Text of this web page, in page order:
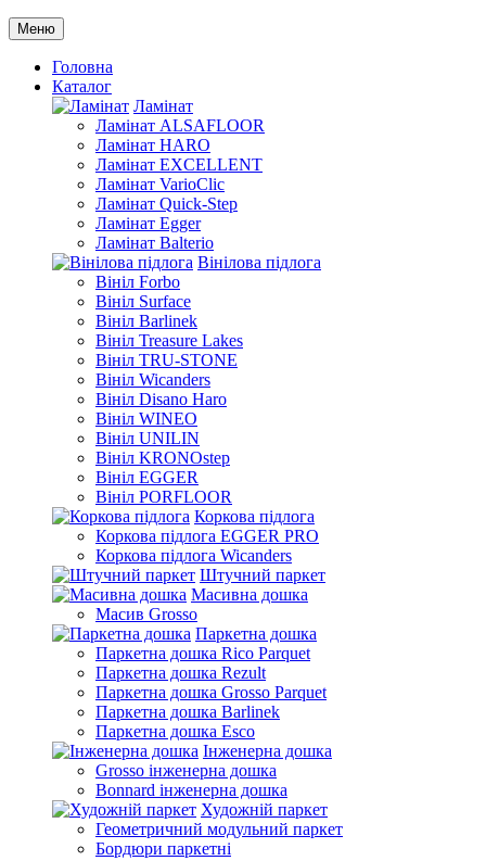
Меню
Головна
Каталог
Ламінат
Ламінат ALSAFLOOR
Ламінат HARO
Ламінат EXCELLENT
Ламінат VarioClic
Ламінат Quick-Step
Ламінат Egger
Ламінат Balterio
Вінілова підлога
Вініл Forbo
Вініл Surface
Вініл Barlinek
Вініл Treasure Lakes
Вініл TRU-STONE
Вініл Wicanders
Вініл Disano Haro
Вініл WINEO
Вініл UNILIN
Вініл KRONOstep
Вініл EGGER
Вініл PORFLOOR
Коркова підлога
Коркова підлога EGGER PRO
Коркова підлога Wicanders
Штучний паркет
Масивна дошка
Масив Grosso
Паркетна дошка
Паркетна дошка Rico Parquet
Паркетна дошка Rezult
Паркетна дошка Grosso Parquet
Паркетна дошка Barlinek
Паркетна дошка Esco
Інженерна дошка
Grosso інженерна дошка
Bonnard інженерна дошка
Художній паркет
Геометричний модульний паркет
Бордюри паркетні